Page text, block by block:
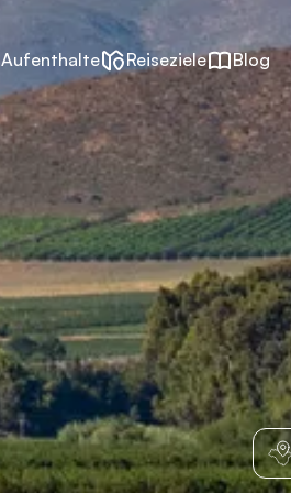
Aufenthalte Reiseziele Blog